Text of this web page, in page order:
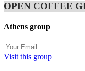
OPEN COFFEE
Athens group
Visit this group